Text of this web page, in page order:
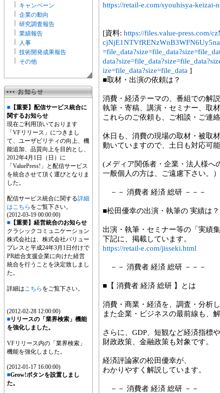
キャンペーン
企業の動向
研究調査報告
業績報告
人事
技術開発成果報告
その他
■ 【重要】配信サービス統合に
関するお知らせ
現在ご利用頂いております
「VFリリース」につきまし
て、ユーザビリティの向上、機
能追加、品質向上を目的とし、
2012年4月1日（日）に
「ValuePress!」と配信サービス
を統合させて頂く運びとなりま
した。
配信サービス統合に関する詳細
はこちら をご覧下さい。
(2012-03-19 00:00:00)
■ 【重要】経営統合のお知らせ
クラシックコミュニケーション
株式会社は、株式会社バリュー
プレスと平成24年3月1日付けで
PR総合支援企業に向けた経営
統合を行うことを決定致しまし
た。
詳細はこちら をご覧下さい。
(2012-02-28 12:00:00)
■リリースの「業界検索」機能
を強化しました。
VFリリース内の「業界検索」
機能を強化しました。
(2012-01-17 16:00:00)
■Grow!ボタンを設置しまし
た。
https://retail-e.com/syouhisya-keizai-
[資料: https://files.value-press.com/
ize=file_data?size=file_data ]
■取材・出演の依頼は？
消費・経済テーマの、番組での解
執筆・寄稿、講演・セミナー、取
これらのご依頼も、ご相談・ご連
休日も、消費の現場の取材・被取
動いていますので、土日も対応可
(メディア関係者・企業・法人様へ
一般個人の方は、ご遠慮下さい。）
－－ 消費者 経済 総研 －－－
■松田優幸の出演・執筆の 実績は？
出演・執筆・セミナー等の「実績
下記に、掲載しています。
https://retail-e.com/jisseki.html
－－ 消費者 経済 総研 －－－
■【 消費者 経済 総研 】とは
消費・商業・経済を、調査・分析
また企業・ビジネスの最前線も、
さらに、GDP、短観など経済指標
財政政策、金融政策も対象です。
経済評論家の松田優幸が、
わかりやすく解説しています。
－－ 消費者 経済 総研 －－